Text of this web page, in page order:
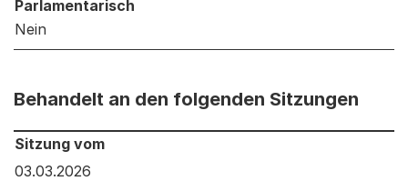
Parlamentarisch
Nein
Behandelt an den folgenden Sitzungen
Behandelt an den folgenden Sitzungen: Informationen
Sitzung vom
03.03.2026